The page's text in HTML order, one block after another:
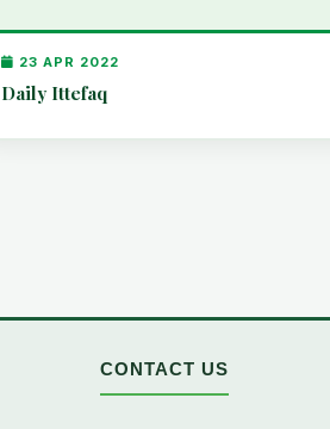
23 APR 2022
Daily Ittefaq
CONTACT US